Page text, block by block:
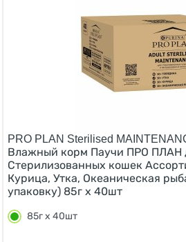
PRO PLAN Sterilised
Влажный корм Паучи ПРО ПЛАН
Стерилизованных кошек
Курица, Утка, Океаническая
упаковку) 85г х 40шт
85г х 40шт